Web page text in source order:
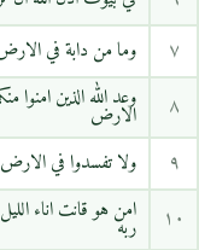
٧
وما من دابة في الارض
٨
وعد الله الذين امنوا
الارض
٩
ولا تفسدوا في
١٠
امن هو قانت اناء
ربه